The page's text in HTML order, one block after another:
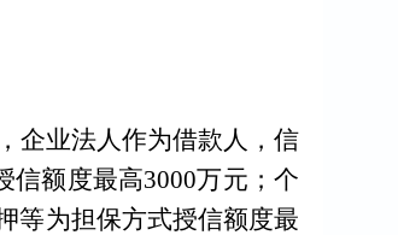
企业法人作为借款人，信
信额度最高3000万元；个
等为担保方式授信额度最